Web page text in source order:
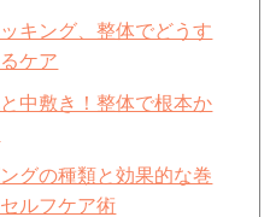
キング、整体でどうす
ケア
中敷き！整体で根本か
グの種類と効果的な巻
ルフケア術